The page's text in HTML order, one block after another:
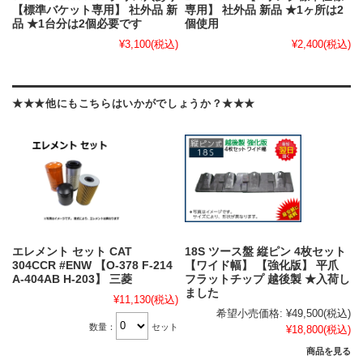
【標準バケット専用】 社外品 新
品 ★1台分は2個必要です
¥3,100(税込)
専用】 社外品 新品 ★1ヶ所は2
個使用
¥2,400(税込)
★★★他にもこちらはいかがでしょうか？★★★
エレメント セット CAT
304CCR #ENW 【O-378 F-214
A-404AB H-203】 三菱
¥11,130(税込)
数量： セット
18S ツース盤 縦ピン 4枚セット
【ワイド幅】 【強化版】 平爪
フラットチップ 越後製 ★入荷し
ました
希望小売価格: ¥49,500(税込)
¥18,800(税込)
商品を見る